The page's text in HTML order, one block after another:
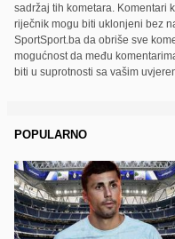
sadržaj tih kometara. Komentari
riječnik mogu biti uklonjeni bez
SportSport.ba da obriše sve
mogućnost da među
biti u suprotnosti sa vašim
POPULARNO